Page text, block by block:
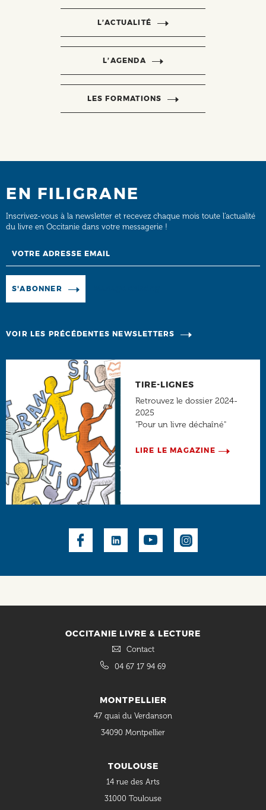
L’ACTUALITÉ
L’AGENDA
LES FORMATIONS
EN FILIGRANE
Inscrivez-vous à la newsletter et recevez chaque mois toute l’actualité
du livre en Occitanie dans votre messagerie !
S'ABONNER
VOIR LES PRÉCÉDENTES NEWSLETTERS
TIRE-LIGNES
Retrouvez le dossier 2024-
2025
"Pour un livre déchaîné"
LIRE LE MAGAZINE
OCCITANIE LIVRE & LECTURE
Contact
04 67 17 94 69
MONTPELLIER
47 quai du Verdanson
34090 Montpellier
TOULOUSE
14 rue des Arts
31000 Toulouse